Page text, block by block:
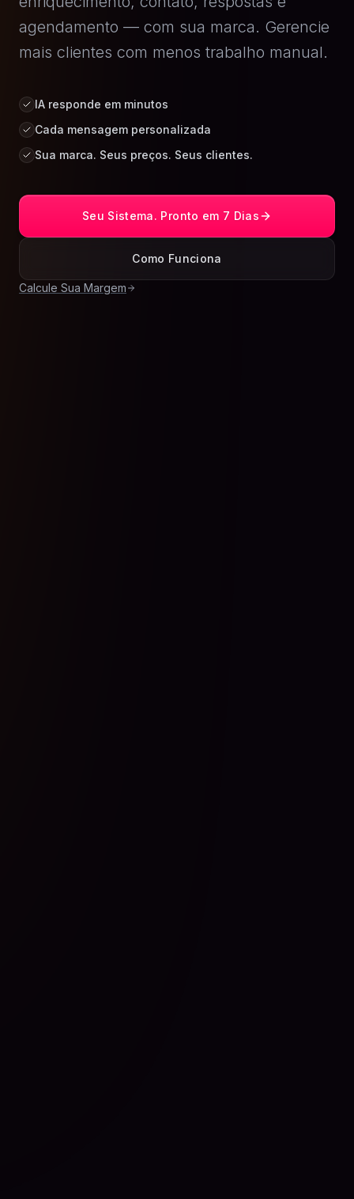
agendamento — com sua marca. Gerencie
mais clientes com menos trabalho manual.
IA responde em minutos
Cada mensagem personalizada
Sua marca. Seus preços. Seus clientes.
Seu Sistema. Pronto em 7 Dias
Como Funciona
Calcule Sua Margem